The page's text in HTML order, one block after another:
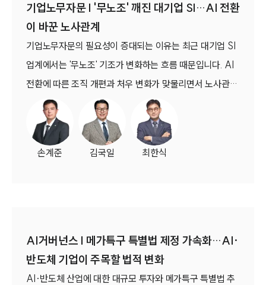
기업노무자문 | '무노조' 깨진 대기업 SI…AI 전환
이 바꾼 노사관계
기업노무자문의 필요성이 증대되는 이유는 최근 대기업 SI
업계에서는 '무노조' 기조가 변화하는 흐름 때문입니다. AI
전환에 따른 조직 개편과 처우 변화가 맞물리면서 노사관계
에도 새로운 움직임이 이어지고 있습니다.
손계준 김국일 최한식
AI거버넌스 | 메가특구 특별법 제정 가속화…AI·
반도체 기업이 주목할 법적 변화
AI·반도체 산업에 대한 대규모 투자와 메가특구 특별법 추